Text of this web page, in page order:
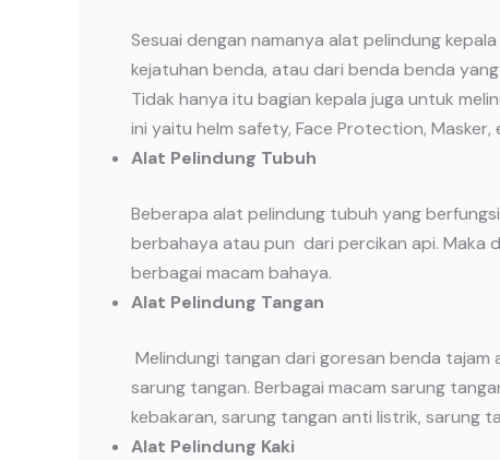
Sesuai dengan namanya alat pelindung
kejatuhan benda, atau dari benda benda
Tidak hanya itu bagian kepala juga untuk
ini yaitu helm safety, Face Protection, Masker,
Alat Pelindung Tubuh
Beberapa alat pelindung tubuh yang
berbahaya atau pun dari percikan api. Maka
berbagai macam bahaya.
Alat Pelindung Tangan
Melindungi tangan dari goresan benda tajam
sarung tangan. Berbagai macam sarung
kebakaran, sarung tangan anti listrik, sarung
Alat Pelindung Kaki